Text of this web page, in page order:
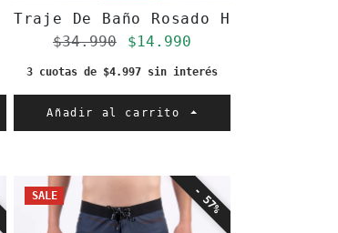
Traje De Baño Rosado Hombre Toke
Precio regular
$34.990 Precio de oferta
$14.990
3 cuotas de $4.997 sin interés
Añadir al carrito
SALE - 57%